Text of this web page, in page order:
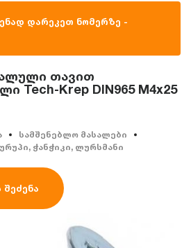
დარეკეთ ნომერზე -
თავით
Tech-Krep DIN965 M4x25
სამშენებლო მასალები
ჭანჭიკი, ლურსმანი